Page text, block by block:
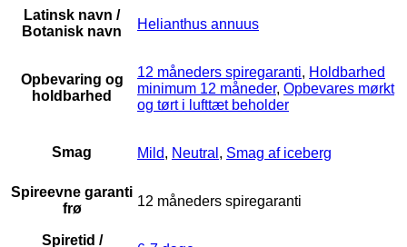
Latinsk navn /
Botanisk navn
Helianthus annuus
Opbevaring og
holdbarhed
12 måneders spiregaranti, Holdbarhed
minimum 12 måneder, Opbevares mørkt
og tørt i lufttæt beholder
Smag Mild, Neutral , Smag af iceberg
Spireevne garanti
frø
12 måneders spiregaranti
Spiretid /